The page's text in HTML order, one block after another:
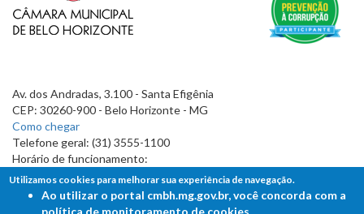
Av. dos Andradas, 3.100 - Santa Efigênia
CEP: 30260-900 - Belo Horizonte - MG
Como chegar
Telefone geral: (31) 3555-1100
Horário de funcionamento:
7h às 19h
Utilizamos cookies para melhorar sua experiência de navegação.
Ao utilizar o portal cmbh.mg.gov.br, você concorda com a
política de monitoramento de cookies.